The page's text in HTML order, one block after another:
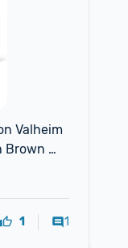
Valheim
Brown
1 1